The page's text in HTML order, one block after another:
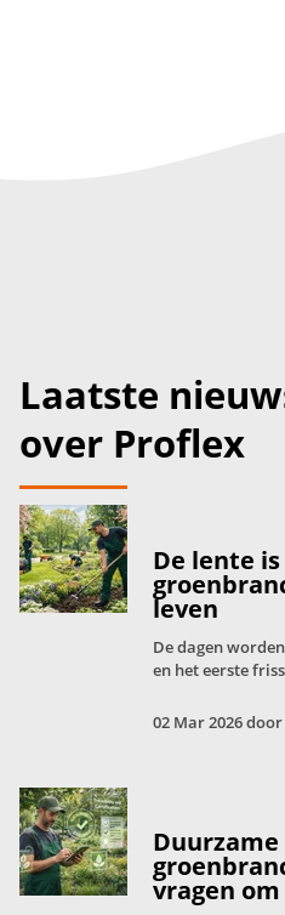
Laatste
over Proflex
De lente
leven
De dagen
en het eerste
02 Mar 2026 door
vragen